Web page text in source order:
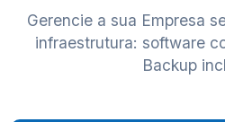
Gerencie a sua Empresa
infraestrutura: software
Backup